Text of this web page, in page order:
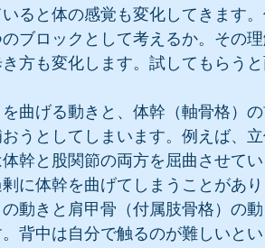
ると体の感覚も変化してきます
ブロックとして考えるか。その
方も変化します。試してもらう
曲げる動きと、体幹（軸骨格）
うとしてしまいます。例えば、
幹と股関節の両方を屈曲させて
に体幹を曲げてしまうことがあ
動きと肩甲骨（付属肢骨格）の
背中は自分で触るのが難しいと